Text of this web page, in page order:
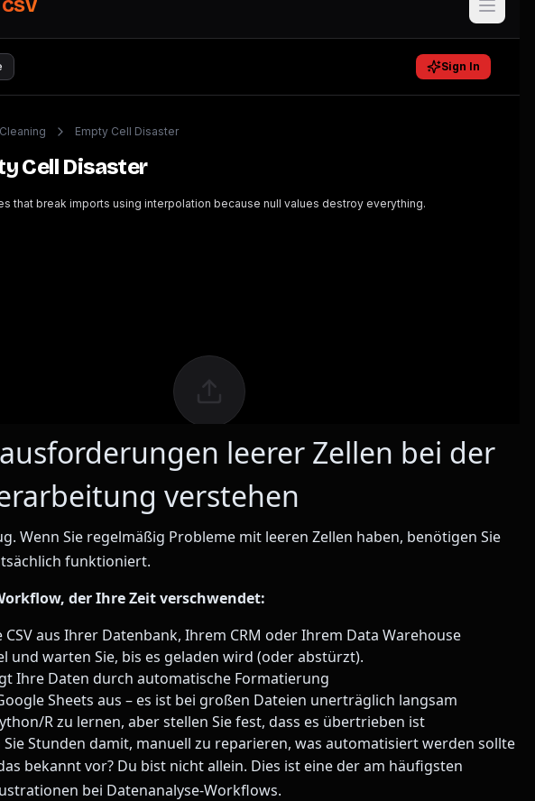
leerer Zellen bei der
verstehen
Wenn Sie regelmäßig Probleme mit leeren Zellen haben, benötigen Sie
funktioniert.
der Ihre Zeit verschwendet:
CSV aus Ihrer Datenbank, Ihrem CRM oder Ihrem Data Warehouse
und warten Sie, bis es geladen wird (oder abstürzt).
Ihre Daten durch automatische Formatierung
Sheets aus – es ist bei großen Dateien unerträglich langsam
R zu lernen, aber stellen Sie fest, dass es übertrieben ist
Stunden damit, manuell zu reparieren, was automatisiert werden sollte
bekannt vor? Du bist nicht allein. Dies ist eine der am häufigsten
bei Datenanalyse-Workflows.